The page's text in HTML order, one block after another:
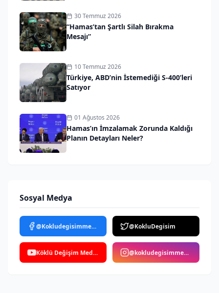
30 Temmuz 2026
“Hamas’tan Şartlı Silah Bırakma
Mesajı”
10 Temmuz 2026
Türkiye, ABD’nin İstemediği S-400’leri
Satıyor
01 Ağustos 2026
Hamas’ın İmzalamak Zorunda Kaldığı
Planın Detayları Neler?
Sosyal Medya
@Kokludegisimmedya @KokluDegisim
Köklü Değişim Medya @kokludegisimmedya